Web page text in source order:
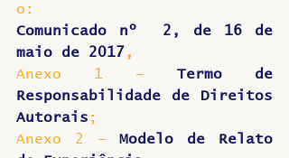
o:
Comunicado nº  2, de 16 de
maio de 2017 ,
Anexo 1 – Termo de
Responsabilidade de Direitos
Autorais ;
Anexo 2 – Modelo de Relato